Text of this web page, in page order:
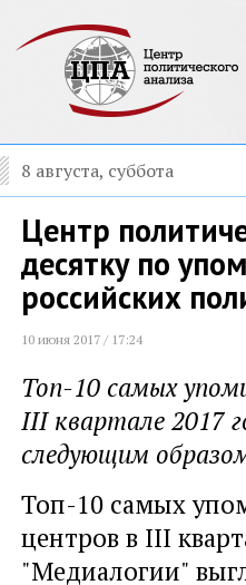
8 августа, суббота
Центр
десятку по
российских
10 июня 2017 / 17:24
Топ-10 самых
III квартале 2017
следующим
Топ-10 самых
центров в III
"Медиалогии"